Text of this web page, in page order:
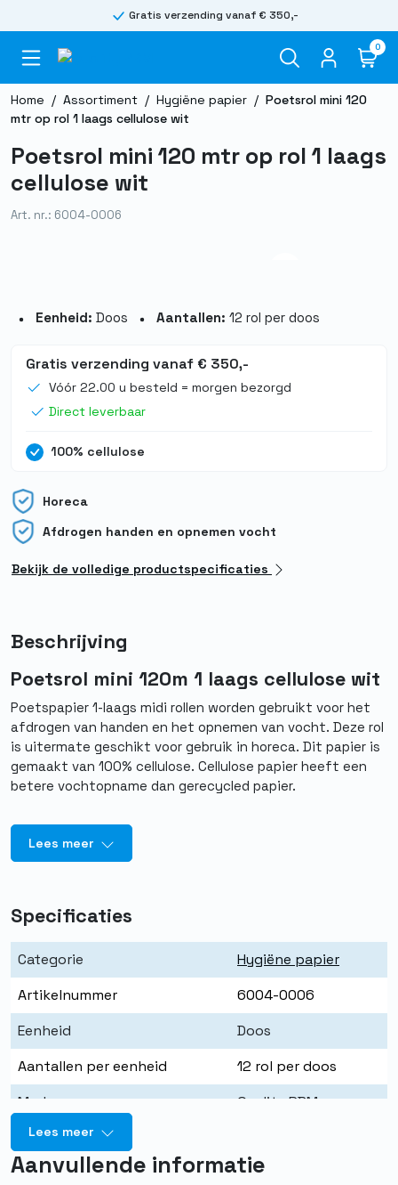
Gratis verzending vanaf € 350,-
0
Home / Assortiment / Hygiëne papier / Poetsrol mini 120
mtr op rol 1 laags cellulose wit
Poetsrol mini 120 mtr op rol 1 laags
cellulose wit
Art. nr.: 6004-0006
Eenheid: Doos Aantallen: 12 rol per doos
Gratis verzending vanaf € 350,-
Vóór 22.00 u besteld = morgen bezorgd
Direct leverbaar
100% cellulose
Horeca
Afdrogen handen en opnemen vocht
Bekijk de volledige productspecificaties
Beschrijving
Poetsrol mini 120m 1 laags cellulose wit
Poetspapier 1-laags midi rollen worden gebruikt voor het
afdrogen van handen en het opnemen van vocht. Deze rol
is uitermate geschikt voor gebruik in horeca. Dit papier is
gemaakt van 100% cellulose. Cellulose papier heeft een
betere vochtopname dan gerecycled papier.
Lees meer
Specificaties
Categorie
Hygiëne papier
Artikelnummer
6004-0006
Eenheid
Doos
Aantallen per eenheid
12 rol per doos
Merk
Quality PBM
Kleur
Aantal meters
120 mtr op rol
Lees meer
Aanvullende informatie